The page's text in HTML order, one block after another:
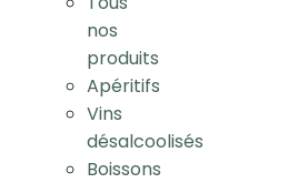
nos
produits
Apéritifs
Vins
désalcoolisés
Boissons